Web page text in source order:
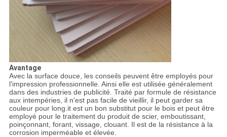
Avantage
Avec la surface douce, les conseils peuvent être employés pour
l'impression professionnelle. Ainsi elle est utilisée généralement
dans des industries de publicité. Traité par formule de résistance
aux intempéries, il n'est pas facile de vieillir, il peut garder sa
couleur pour long.it est un bon substitut pour le bois et peut être
employé pour le traitement du produit de scier, emboutissant,
poinçonnant, forant, vissage, clouant. Il est de la résistance à la
corrosion imperméable et élevée.